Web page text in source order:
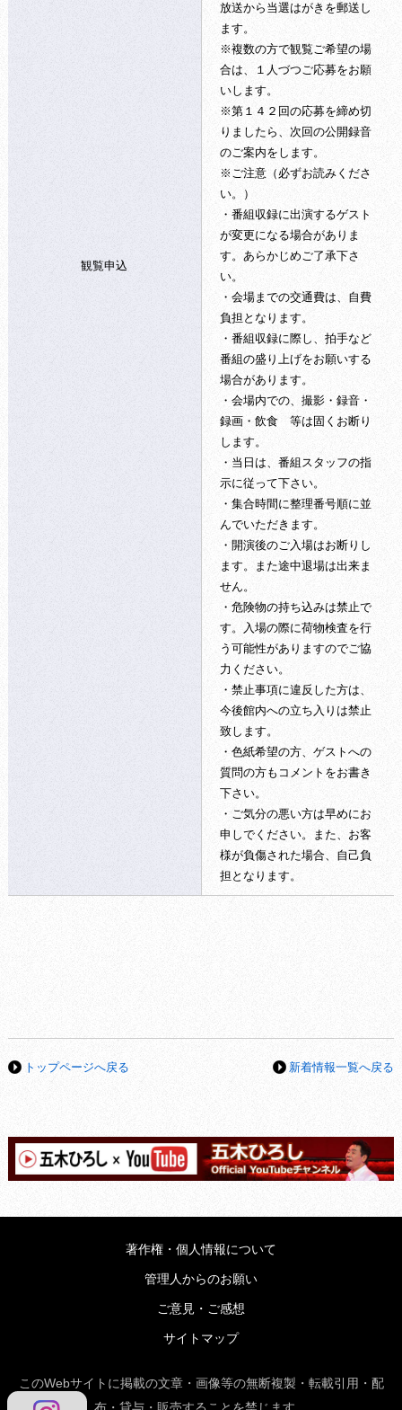
観覧申込
放送から当選はがきを郵送し
ます。
※複数の方で観覧ご希望の場
合は、１人づつご応募をお願
いします。
※第１４２回の応募を締め切
りましたら、次回の公開録音
のご案内をします。
※ご注意（必ずお読みくださ
い。）
・番組収録に出演するゲスト
が変更になる場合がありま
す。あらかじめご了承下さ
い。
・会場までの交通費は、自費
負担となります。
・番組収録に際し、拍手など
番組の盛り上げをお願いする
場合があります。
・会場内での、撮影・録音・
録画・飲食 等は固くお断り
します。
・当日は、番組スタッフの指
示に従って下さい。
・集合時間に整理番号順に並
んでいただきます。
・開演後のご入場はお断りし
ます。また途中退場は出来ま
せん。
・危険物の持ち込みは禁止で
す。入場の際に荷物検査を行
う可能性がありますのでご協
力ください。
・禁止事項に違反した方は、
今後館内への立ち入りは禁止
致します。
・色紙希望の方、ゲストへの
質問の方もコメントをお書き
下さい。
・ご気分の悪い方は早めにお
申しでください。また、お客
様が負傷された場合、自己負
担となります。
トップページへ戻る 新着情報一覧へ戻る
著作権・個人情報について
管理人からのお願い
ご意見・ご感想
サイトマップ
このWebサイトに掲載の文章・画像等の無断複製・転載引用・配